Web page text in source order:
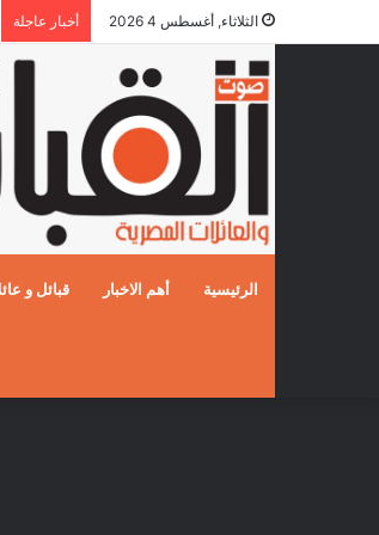
الثلاثاء, أغسطس 4 2026 أخبار عاجلة
الرئيسية أهم الاخبار قبائل و